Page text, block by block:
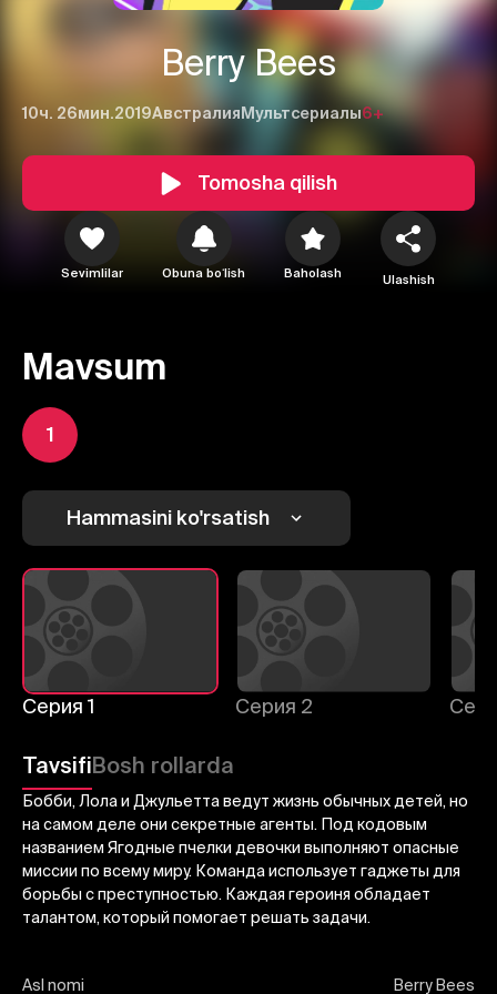
Berry Bees
10ч. 26мин.2019Австралия Мультсериалы6+
Tomosha qilish
Sevimlilar Obuna boʻlish Baholash Ulashish
Mavsum
1
Hammasini ko'rsatish
Серия 1 Серия 2
TavsifiBosh rollarda
Бобби, Лола и Джульетта ведут жизнь обычных детей, но
на самом деле они секретные агенты. Под кодовым
названием Ягодные пчелки девочки выполняют опасные
миссии по всему миру. Команда использует гаджеты для
борьбы с преступностью. Каждая героиня обладает
талантом, который помогает решать задачи.
Asl nomi Berry Bees
1 2
Yuborish
Bekor qilish Tizimga kirish